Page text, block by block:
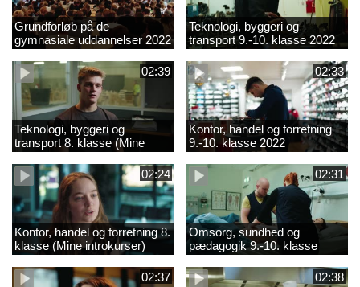
Grundforløb på de
gymnasiale uddannelser 2022
Teknologi, byggeri og
transport 9.-10. klasse 2022
02:39
Teknologi, byggeri og
transport 8. klasse (Mine
introkurser) 2022
02:33
Kontor, handel og forretning
9.-10. klasse 2022
02:24
Kontor, handel og forretning 8.
klasse (Mine introkurser)
2022
02:31
Omsorg, sundhed og
pædagogik 9.-10. klasse
2022
02:37
02:38